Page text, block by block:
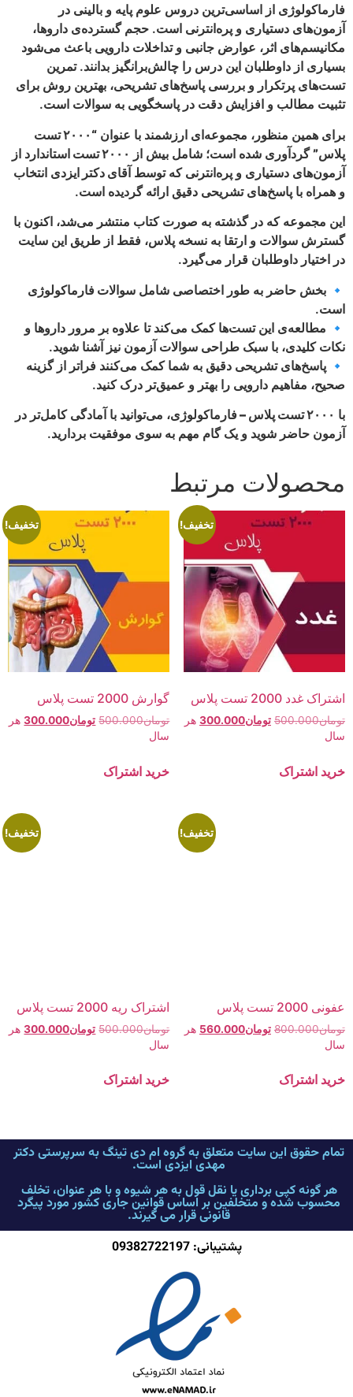
فارماکولوژی از اساسی‌ترین دروس علوم پایه و بالینی در
آزمون‌های دستیاری و پره‌انترنی است. حجم گسترده‌ی داروها،
مکانیسم‌های اثر، عوارض جانبی و تداخلات دارویی باعث می‌شود
بسیاری از داوطلبان این درس را چالش‌برانگیز بدانند. تمرین
تست‌های پرتکرار و بررسی پاسخ‌های تشریحی، بهترین روش برای
تثبیت مطالب و افزایش دقت در پاسخگویی به سوالات است.
برای همین منظور، مجموعه‌ای ارزشمند با عنوان
“۲۰۰۰ تست
پلاس”گردآوری شده است؛ شامل بیش از ۲۰۰۰ تست استاندارد
از
آزمون‌های دستیاری و پره‌انترنی که توسط آقای دکتر ایزدی انتخاب
و همراه با پاسخ‌های تشریحی دقیق ارائه گردیده است.
این مجموعه که در گذشته به صورت کتاب منتشر می‌شد، اکنون با
گسترش سوالات و ارتقا به نسخه پلاس، فقط از طریق این سایت
در اختیار داوطلبان قرار می‌گیرد.
🔹 بخش حاضر به طور اختصاصی شامل سوالات فارماکولوژی
است.
🔹 مطالعه‌ی این تست‌ها کمک می‌کند تا علاوه بر مرور داروها و
نکات کلیدی، با سبک طراحی سوالات آزمون نیز آشنا شوید.
🔹 پاسخ‌های تشریحی دقیق به شما کمک می‌کنند فراتر از گزینه
صحیح، مفاهیم دارویی را بهتر و عمیق‌تر درک کنید.
با ۲۰۰۰ تست پلاس – فارماکولوژی
، می‌توانید با آمادگی کامل‌تر در
آزمون حاضر شوید و یک گام مهم به سوی موفقیت بردارید.
محصولات مرتبط
تخفیف!
اشتراک غدد 2000 تست پلاس
تومان500.000 تومان300.000 هر
سال
خرید اشتراک
تخفیف!
گوارش 2000 تست پلاس
تومان500.000 تومان300.000 هر
سال
خرید اشتراک
تخفیف!
عفونی 2000 تست پلاس
تومان800.000 تومان560.000 هر
سال
خرید اشتراک
تخفیف!
اشتراک ریه 2000 تست پلاس
تومان500.000 تومان300.000 هر
سال
خرید اشتراک
تمام حقوق این سایت متعلق به گروه ام دی تینگ به سرپرستی دکتر
مهدی ایزدی است.
هر گونه کپی برداری یا نقل قول به هر شیوه و با هر عنوان، تخلف
محسوب شده و متخلفین بر اساس قوانین جاری کشور مورد پیگرد
قانونی قرار می گیرند.
پشتیبانی: 09382722197